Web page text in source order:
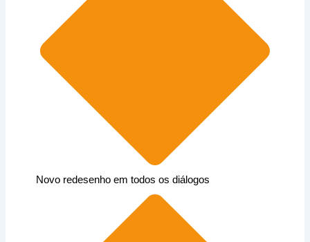
Novo redesenho em todos os diálogos